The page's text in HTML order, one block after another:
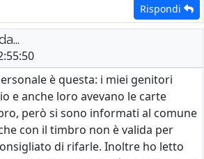
Rispondi
è questa: i miei genitori
e anche loro avevano le carte
però si sono informati al comune
con il timbro non è valida per
di rifarle. Inoltre ho letto